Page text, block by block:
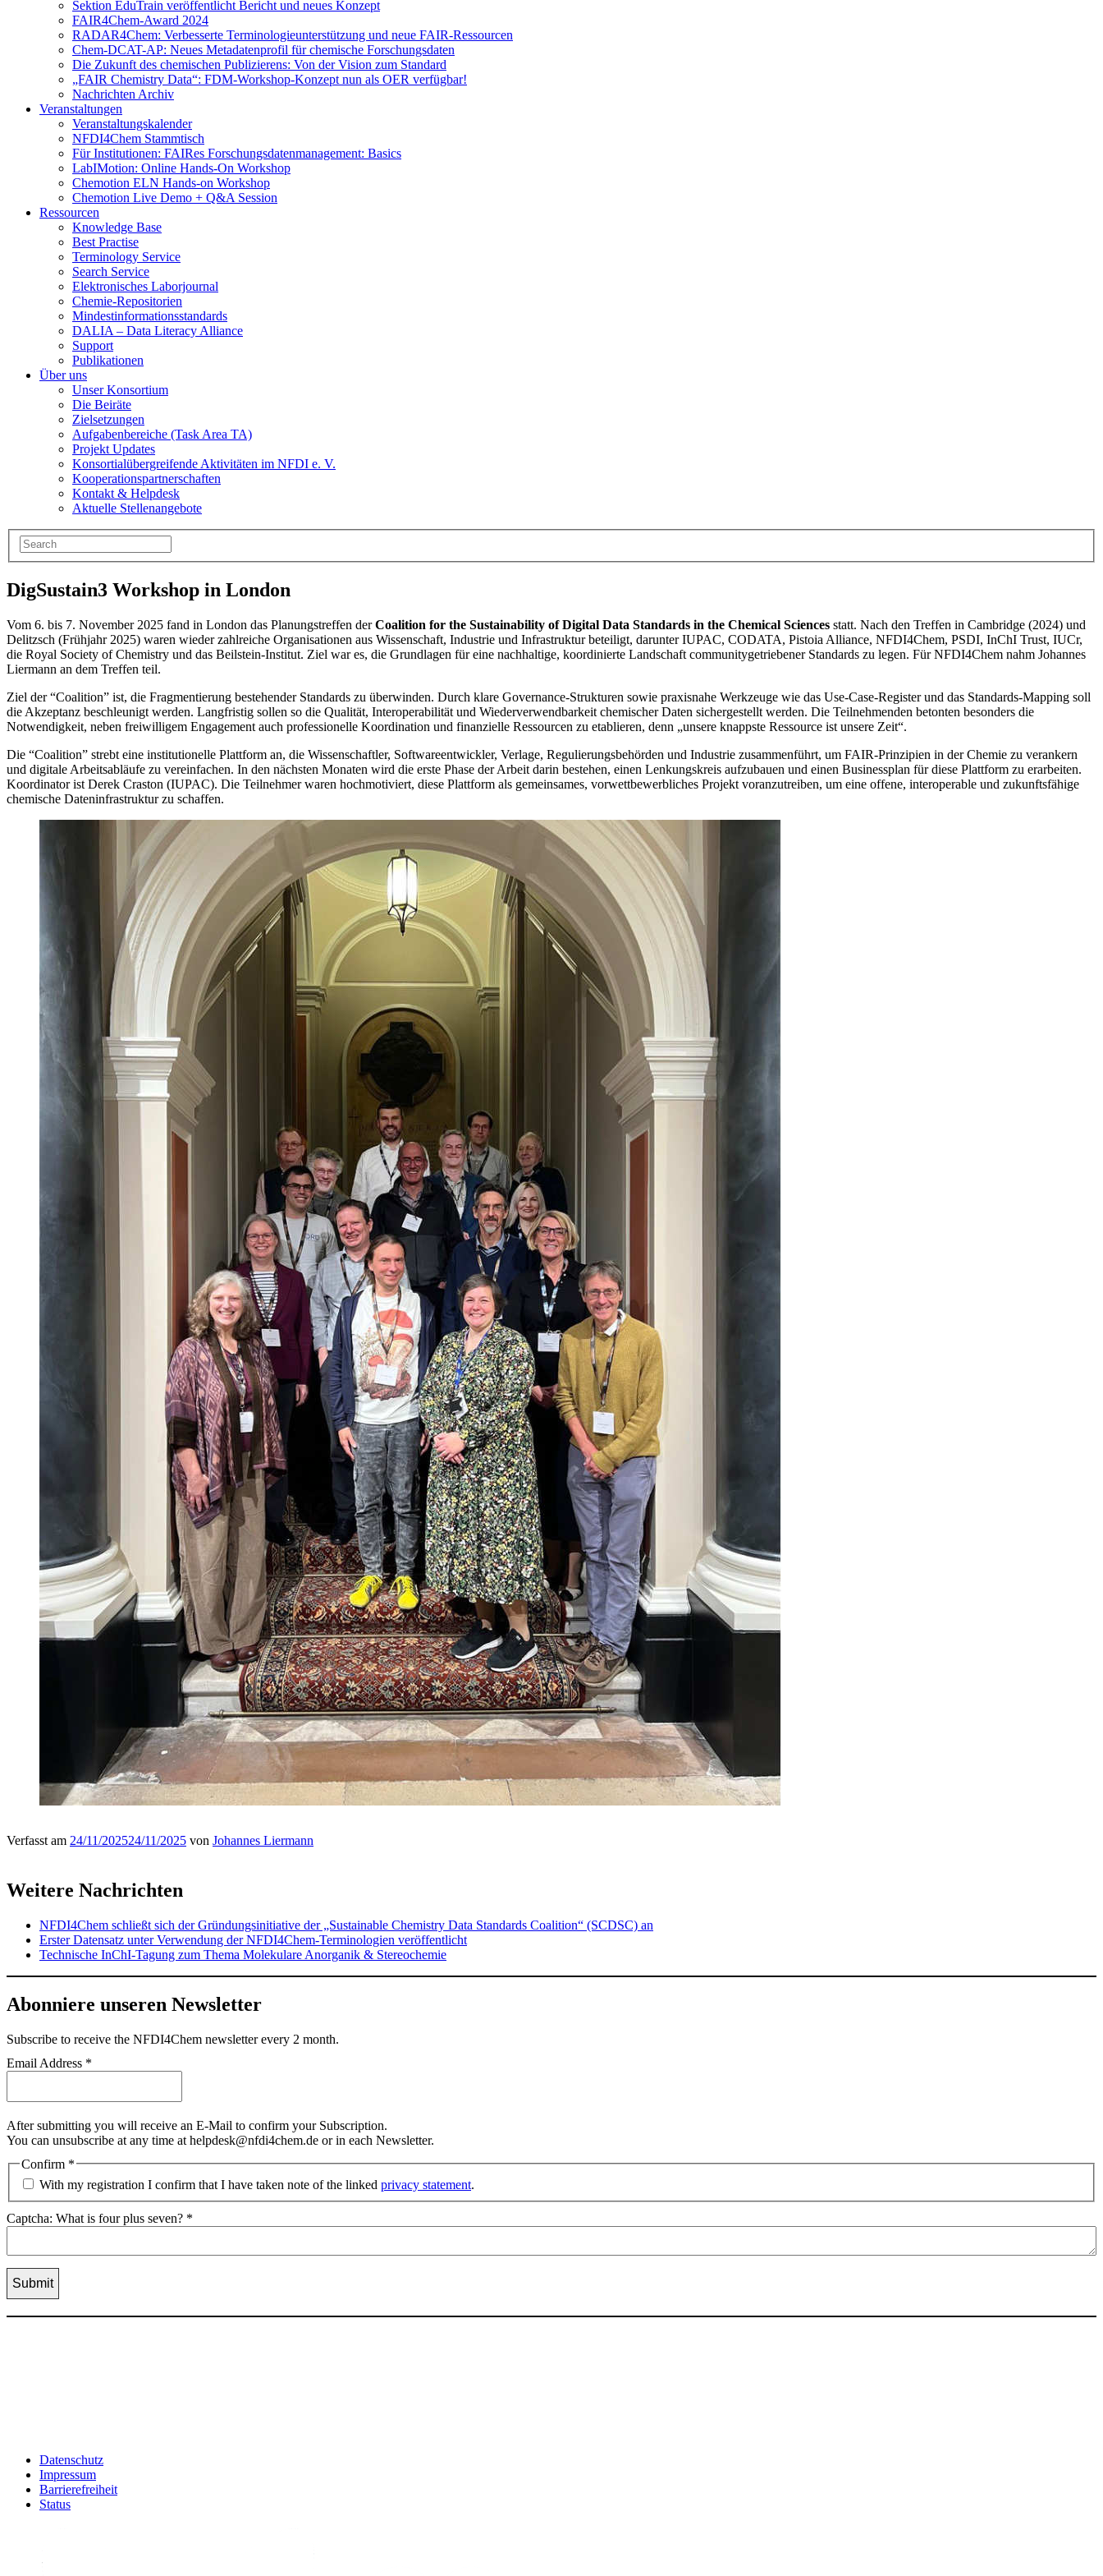
Sektion EduTrain veröffentlicht Bericht und neues Konzept
FAIR4Chem-Award 2024
RADAR4Chem: Verbesserte Terminologieunterstützung und neue FAIR-Ressourcen
Chem-DCAT-AP: Neues Metadatenprofil für chemische Forschungsdaten
Die Zukunft des chemischen Publizierens: Von der Vision zum Standard
„FAIR Chemistry Data“: FDM-Workshop-Konzept nun als OER verfügbar!
Nachrichten Archiv
Veranstaltungen
Veranstaltungskalender
NFDI4Chem Stammtisch
Für Institutionen: FAIRes Forschungsdatenmanagement: Basics
LabIMotion: Online Hands-On Workshop
Chemotion ELN Hands-on Workshop
Chemotion Live Demo + Q&A Session
Ressourcen
Knowledge Base
Best Practise
Terminology Service
Search Service
Elektronisches Laborjournal
Chemie-Repositorien
Mindestinformationsstandards
DALIA – Data Literacy Alliance
Support
Publikationen
Über uns
Unser Konsortium
Die Beiräte
Zielsetzungen
Aufgabenbereiche (Task Area TA)
Projekt Updates
Konsortialübergreifende Aktivitäten im NFDI e. V.
Kooperationspartnerschaften
Kontakt & Helpdesk
Aktuelle Stellenangebote
DigSustain3 Workshop in London
Vom 6. bis 7. November 2025 fand in London das Planungstreffen derCoalition for the Sustainability of Digital Data Standards in the Chemical Sciences statt. Nach den Treffen in Cambridge (2024) und
Delitzsch (Frühjahr 2025) waren wieder zahlreiche Organisationen aus Wissenschaft, Industrie und Infrastruktur beteiligt, darunter IUPAC, CODATA, Pistoia Alliance, NFDI4Chem, PSDI, InChI Trust, IUCr,
die Royal Society of Chemistry und das Beilstein-Institut. Ziel war es, die Grundlagen für eine nachhaltige, koordinierte Landschaft communitygetriebener Standards zu legen. Für NFDI4Chem nahm Johannes
Liermann an dem Treffen teil.
Ziel der “Coalition” ist, die Fragmentierung bestehender Standards zu überwinden. Durch klare Governance-Strukturen sowie praxisnahe Werkzeuge wie das Use-Case-Register und das Standards-Mapping soll
die Akzeptanz beschleunigt werden. Langfristig sollen so die Qualität, Interoperabilität und Wiederverwendbarkeit chemischer Daten sichergestellt werden. Die Teilnehmenden betonten besonders die
Notwendigkeit, neben freiwilligem Engagement auch professionelle Koordination und finanzielle Ressourcen zu etablieren, denn „unsere knappste Ressource ist unsere Zeit“.
Die “Coalition” strebt eine institutionelle Plattform an, die Wissenschaftler, Softwareentwickler, Verlage, Regulierungsbehörden und Industrie zusammenführt, um FAIR-Prinzipien in der Chemie zu verankern
und digitale Arbeitsabläufe zu vereinfachen. In den nächsten Monaten wird die erste Phase der Arbeit darin bestehen, einen Lenkungskreis aufzubauen und einen Businessplan für diese Plattform zu erarbeiten.
Koordinator ist Derek Craston (IUPAC). Die Teilnehmer waren hochmotiviert, diese Plattform als gemeinsames, vorwettbewerbliches Projekt voranzutreiben, um eine offene, interoperable und zukunftsfähige
chemische Dateninfrastruktur zu schaffen.
Verfasst am 24/11/202524/11/2025 von Johannes Liermann
Weitere Nachrichten
NFDI4Chem schließt sich der Gründungsinitiative der „Sustainable Chemistry Data Standards Coalition“ (SCDSC) an
Erster Datensatz unter Verwendung der NFDI4Chem-Terminologien veröffentlicht
Technische InChI-Tagung zum Thema Molekulare Anorganik & Stereochemie
Abonniere unseren Newsletter
Subscribe to receive the NFDI4Chem newsletter every 2 month.
Email Address *
After submitting you will receive an E-Mail to confirm your Subscription.
You can unsubscribe at any time at helpdesk@nfdi4chem.de or in each Newsletter.
Confirm *
With my registration I confirm that I have taken note of the linked privacy statement.
Captcha: What is four plus seven? *
Datenschutz
Impressum
Barrierefreiheit
Status